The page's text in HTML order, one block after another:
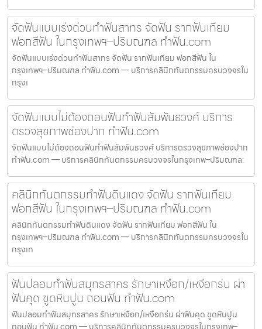
จัดฟันแบบเร่งด่วนทำฟันสาทร จัดฟัน รากฟันเทียม
ฟอกสีฟัน ในกรุงเทพฯ–ปริมณฑล ทำฟัน.com
จัดฟันแบบเร่งด่วนทำฟันสาทร จัดฟัน รากฟันเทียม ฟอกสีฟัน ใน
กรุงเทพฯ–ปริมณฑล ทำฟัน.com — บริการคลินิกทันตกรรมครบวงจรใน
กรุงเ
จัดฟันแบบไม่ต้องถอนฟันทำฟันสัมพันธวงศ์ บริการ
ตรวจสุขภาพช่องปาก ทำฟัน.com
จัดฟันแบบไม่ต้องถอนฟันทำฟันสัมพันธวงศ์ บริการตรวจสุขภาพช่องปาก
ทำฟัน.com — บริการคลินิกทันตกรรมครบวงจรในกรุงเทพ–ปริมณฑล:
คลินิกทันตกรรมทำฟันดินแดง จัดฟัน รากฟันเทียม
ฟอกสีฟัน ในกรุงเทพฯ–ปริมณฑล ทำฟัน.com
คลินิกทันตกรรมทำฟันดินแดง จัดฟัน รากฟันเทียม ฟอกสีฟัน ใน
กรุงเทพฯ–ปริมณฑล ทำฟัน.com — บริการคลินิกทันตกรรมครบวงจรใน
กรุงเท
ฟันปลอมทำฟันสมุทรสาคร รักษาเหงือก/เหงือกร่น ผ่า
ฟันคุด ขูดหินปูน ถอนฟัน ทำฟัน.com
ฟันปลอมทำฟันสมุทรสาคร รักษาเหงือก/เหงือกร่น ผ่าฟันคุด ขูดหินปูน